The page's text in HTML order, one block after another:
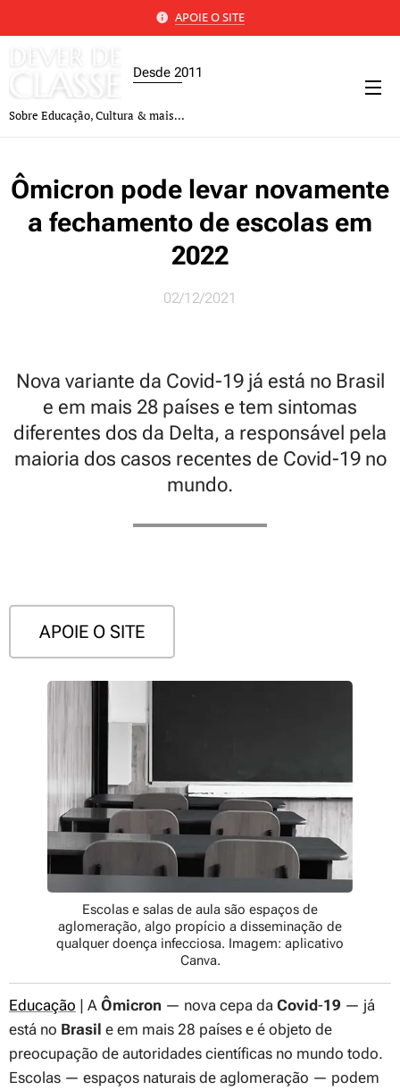
APOIE O SITE
Desde 2011
Sobre Educação, Cultura & mais...
Ômicron pode levar novamente
a fechamento de escolas em
2022
02/12/2021
Nova variante da Covid-19 já está no Brasil
e em mais 28 países e tem sintomas
diferentes dos da Delta, a responsável pela
maioria dos casos recentes de Covid-19 no
mundo.
APOIE O SITE
Escolas e salas de aula são espaços de
aglomeração, algo propício a disseminação de
qualquer doença infecciosa. Imagem: aplicativo
Canva.
Educação | A Ômicron — nova cepa da Covid-19 — já
está no Brasil e em mais 28 países e é objeto de
preocupação de autoridades científicas no mundo todo.
Escolas — espaços naturais de aglomeração — podem